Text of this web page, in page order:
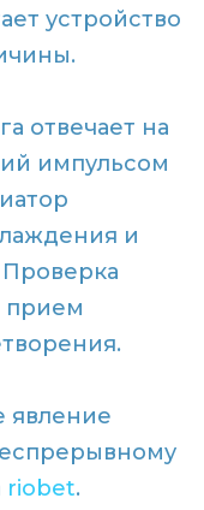
устройство
отвечает на
импульсом
и
прием
явление
riobet.